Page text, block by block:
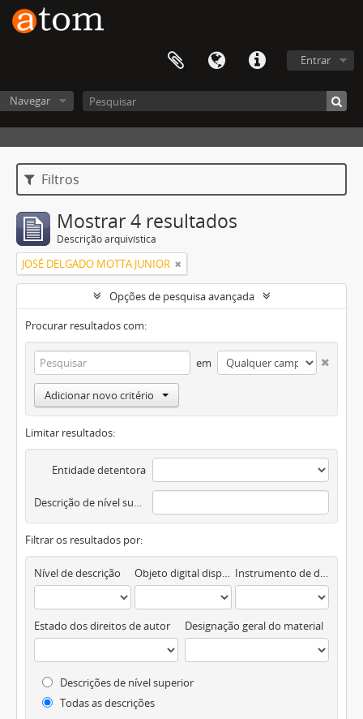
Entrar
Navegar
Filtros
Mostrar 4 resultados
Descrição arquivística
JOSÉ DELGADO MOTTA JUNIOR
Opções de pesquisa avançada
Procurar resultados com:
em
Adicionar novo critério
Limitar resultados:
Entidade detentora
Descrição de nível superior
Filtrar os resultados por:
Nível de descrição Objeto digital disponível Instrumento de descrição documental
Estado dos direitos de autor Designação geral do material
Descrições de nível superior
Todas as descrições